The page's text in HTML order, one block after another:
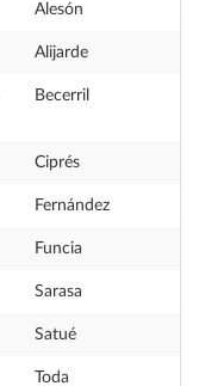
Alesón
Alijarde
Becerril
Ciprés
Fernández
Funcia
Sarasa
Satué
Toda